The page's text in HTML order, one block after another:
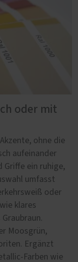
oder mit
ohne die
aufeinander
Griffe ein ruhige,
umfasst
oder
klares
Moosgrün,
Ergänzt
Farben wie